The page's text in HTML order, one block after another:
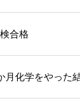
合格
月化学をやった